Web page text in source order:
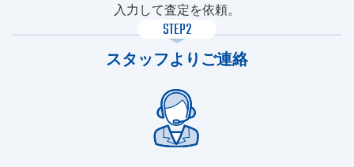
入力して査定を依頼。
STEP2
スタッフよりご連絡